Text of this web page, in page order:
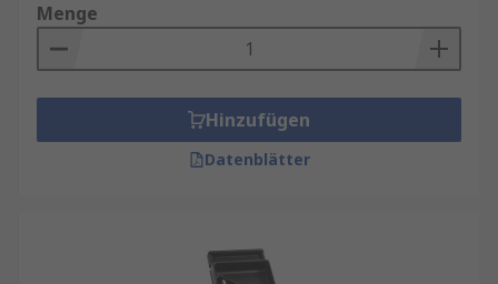
Menge
Hinzufügen
Datenblätter